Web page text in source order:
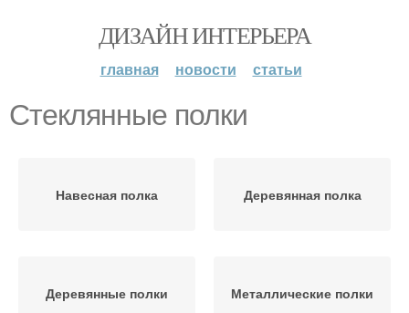
ДИЗАЙН ИНТЕРЬЕРА
главная новости статьи
Стеклянные полки
Навесная полка Деревянная полка
Деревянные полки Металлические полки